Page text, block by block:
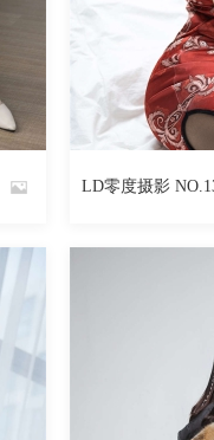
回复
魅丝社
LD零度摄影